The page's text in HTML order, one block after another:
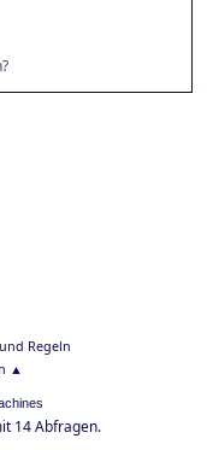
Regeln
▲
14 Abfragen.